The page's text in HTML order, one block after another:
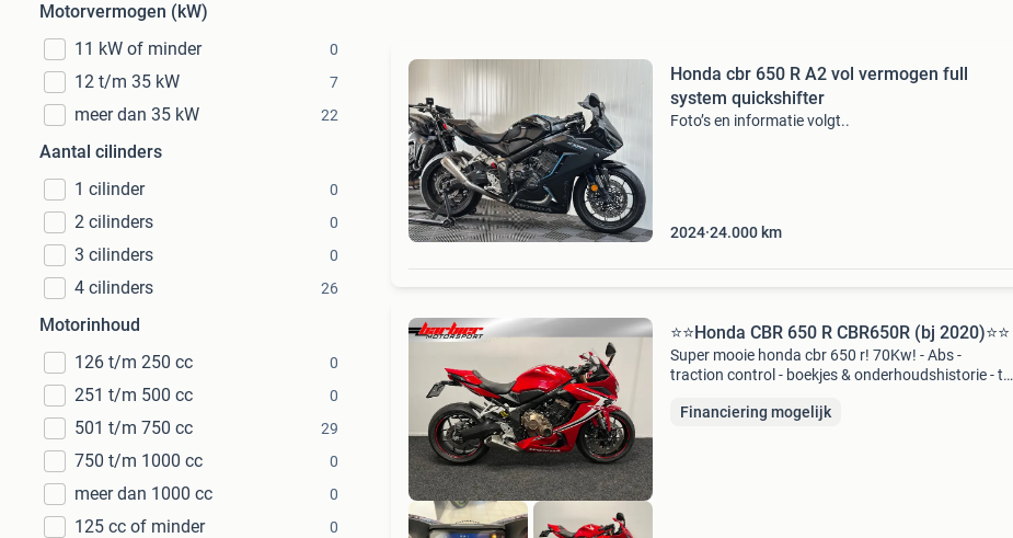
Motorvermogen (kW)
11 kW of minder
0
12 t/m 35 kW 7
meer dan 35 kW 22
Aantal cilinders
1 cilinder
0
2 cilinders 0
3 cilinders 0
4 cilinders 26
Motorinhoud
126 t/m 250 cc
0
251 t/m 500 cc 0
501 t/m 750 cc 29
750 t/m 1000 cc 0
meer dan 1000 cc 0
125 cc of minder 0
Honda cbr 650 R A2 vol vermogen full
system quickshifter
Foto’s en informatie volgt..
2024 24.000 km
⭐️⭐Honda CBR 650 R CBR650R (bj 2020)⭐️⭐
Super mooie honda cbr 650 r! 70Kw! - Abs -
traction control - boekjes & onderhoudshistorie - tft
kentekenplaathouder - extra buddy zitje - valp
Financiering mogelijk